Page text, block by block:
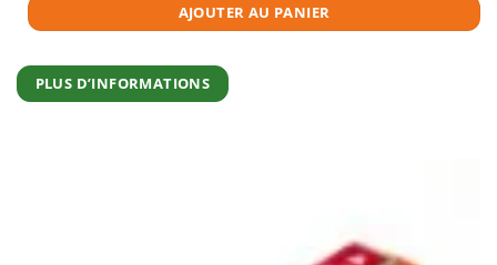
AJOUTER AU PANIER
PLUS D’INFORMATIONS